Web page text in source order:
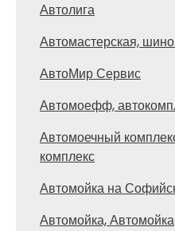
Автолига
Автомастерская,
АвтоМир Сервис
Автомоефф,
Автомоечный
комплекс
Автомойка на
Автомойка, Автомойка